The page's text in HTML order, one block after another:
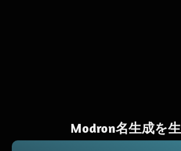
Modron名生成を